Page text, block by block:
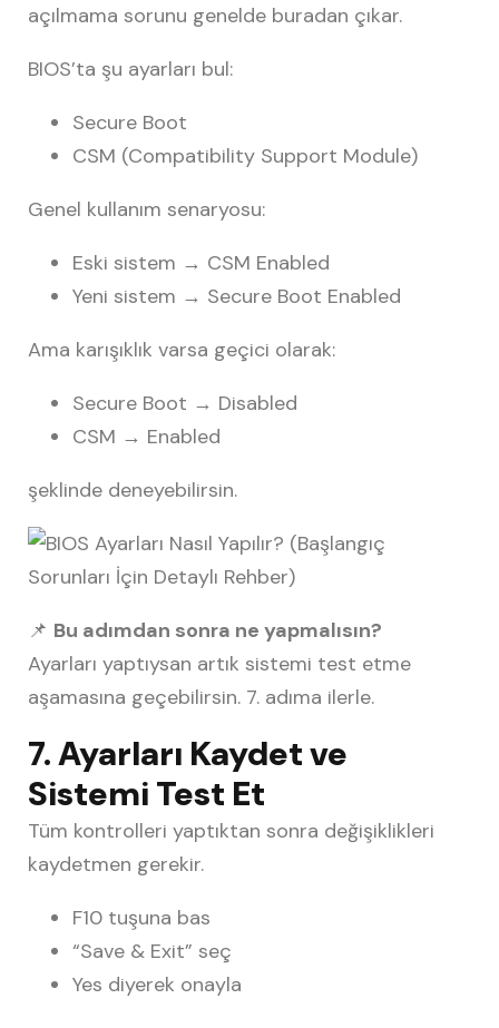
açılmama sorunu genelde buradan çıkar.
BIOS’ta şu ayarları bul:
Secure Boot
CSM (Compatibility Support Module)
Genel kullanım senaryosu:
Eski sistem → CSM Enabled
Yeni sistem → Secure Boot Enabled
Ama karışıklık varsa geçici olarak:
Secure Boot → Disabled
CSM → Enabled
şeklinde deneyebilirsin.
📌 Bu adımdan sonra ne yapmalısın?
Ayarları yaptıysan artık sistemi test etme
aşamasına geçebilirsin. 7. adıma ilerle.
7. Ayarları Kaydet ve
Sistemi Test Et
Tüm kontrolleri yaptıktan sonra değişiklikleri
kaydetmen gerekir.
F10 tuşuna bas
“Save & Exit” seç
Yes diyerek onayla